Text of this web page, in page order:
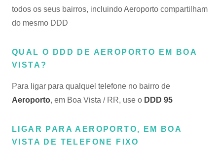
todos os seus bairros, incluindo Aeroporto compartilham
do mesmo DDD
QUAL O DDD DE AEROPORTO EM BOA
VISTA?
Para ligar para qualquel telefone no bairro de
Aeroporto, em Boa Vista / RR, use o DDD 95
LIGAR PARA AEROPORTO, EM BOA
VISTA DE TELEFONE FIXO